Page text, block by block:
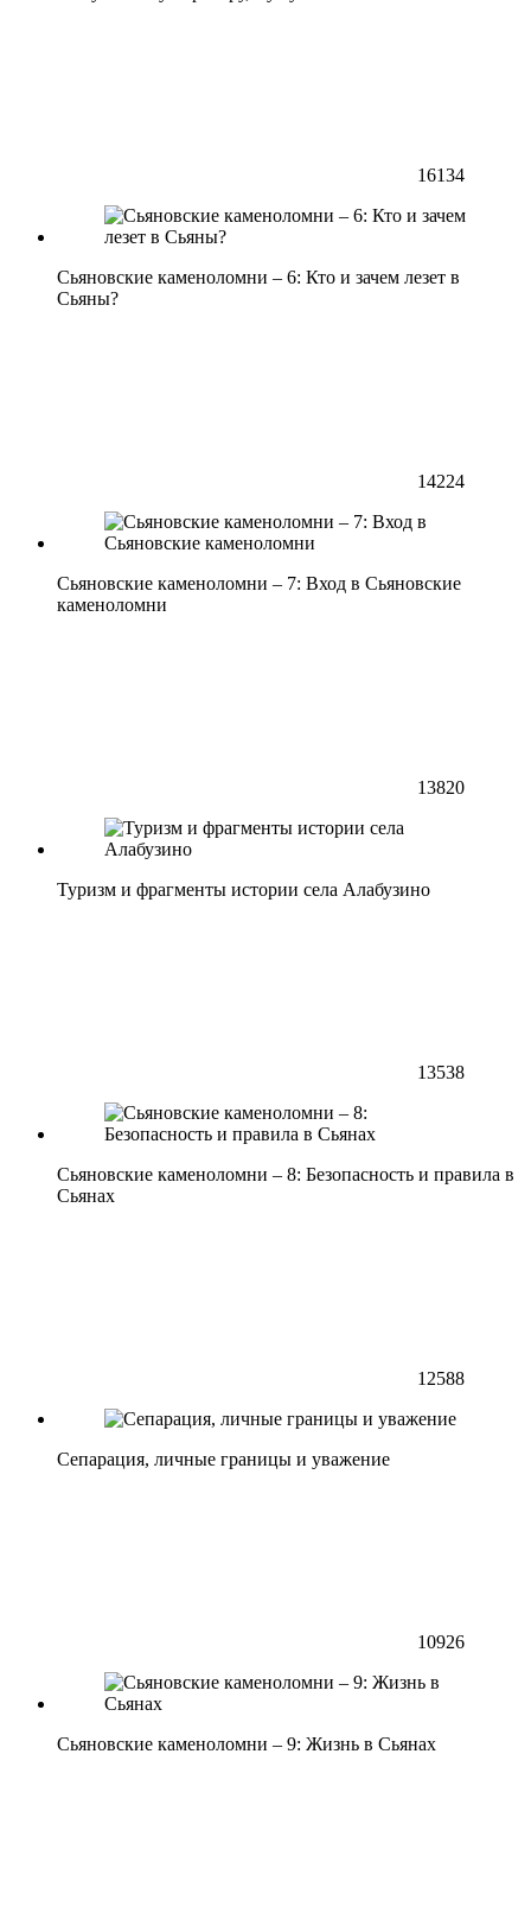
16134
Сьяновские каменоломни – 6: Кто и зачем лезет в
Сьяны?
14224
Сьяновские каменоломни – 7: Вход в Сьяновские
каменоломни
13820
Туризм и фрагменты истории села Алабузино
13538
Сьяновские каменоломни – 8: Безопасность и правила в
Сьянах
12588
Сепарация, личные границы и уважение
10926
Сьяновские каменоломни – 9: Жизнь в Сьянах